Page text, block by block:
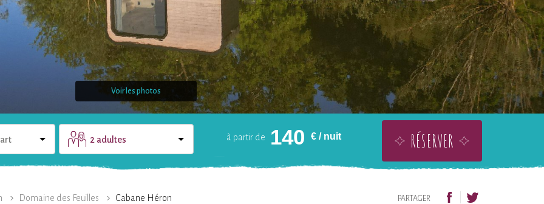
Voir les photos
à partir de 140 €/ nuit
2 adultes RÉSERVER
Domaine des Feuilles Cabane Héron PARTAGER